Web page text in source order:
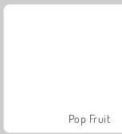
Pop Fruit